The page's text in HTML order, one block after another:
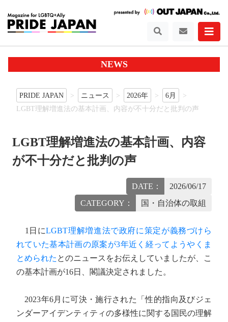
NEWS
PRIDE JAPAN ニュース 2026年
6月
LGBT理解増進法の基本計画、内容が不十分だと批判の声
LGBT理解増進法の基本計画、内容
が不十分だと批判の声
DATE：
2026/06/17
CATEGORY：
国・自治体の取組
1日にLGBT理解増進法で政府に策定が義務づけら
れていた基本計画の原案が3年近く経ってようやくま
とめられた とのニュースをお伝えしていましたが、こ
の基本計画が16日、閣議決定されました。
2023年6月に可決・施行された「性的指向及びジェ
ンダーアイデンティティの多様性に関する国民の理解